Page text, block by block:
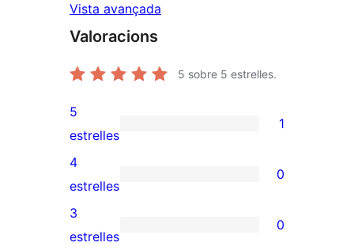
Vista avançada
Valoracions
5 sobre 5 estrelles.
1
valoració
de
5
estrelles
5
estrelles
1
0
valoracions
de
4
estrelles
0
0
3
estrelles
0